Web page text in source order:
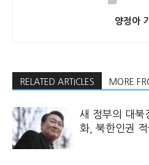
양정아
RELATED ARTICLES MORE
새 정부의 대북
화, 북한인권